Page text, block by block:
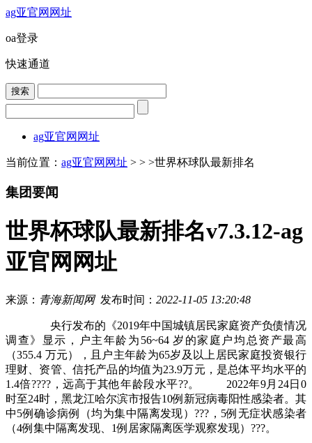
ag亚官网网址
oa登录
快速通道
ag亚官网网址
当前位置： ag亚官网网址 > > >世界杯球队最新排名
集团要闻
世界杯球队最新排名v7.3.12-ag
亚官网网址
来源： 青海新闻网发布时间： 2022-11-05 13:20:48
央行发布的《2019年中国城镇居民家庭资产负债情况
调查》显示，户主年龄为56~64 岁的家庭户均总资产最高
（355.4 万元），且户主年龄为65岁及以上居民家庭投资银行
理财、资管、信托产品的均值为23.9万元，是总体平均水平的
1.4倍????，远高于其他年龄段水平??。 2022年9月24日0
时至24时，黑龙江哈尔滨市报告10例新冠病毒阳性感染者。其
中5例确诊病例（均为集中隔离发现）???，5例无症状感染者
（4例集中隔离发现、1例居家隔离医学观察发现）???。